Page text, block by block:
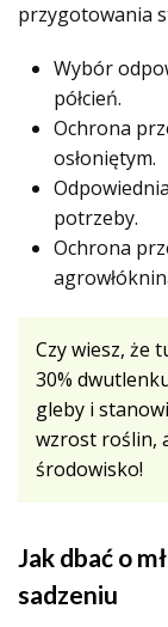
przygotowania
Wybór
półcień.
Ochrona
osłoniętym.
potrzeby.
Ochrona
Czy wiesz, że
30%
gleby i
wzrost roślin,
środowisko!
Jak dbać o
sadzeniu